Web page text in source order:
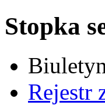
Stopka
Rejestr